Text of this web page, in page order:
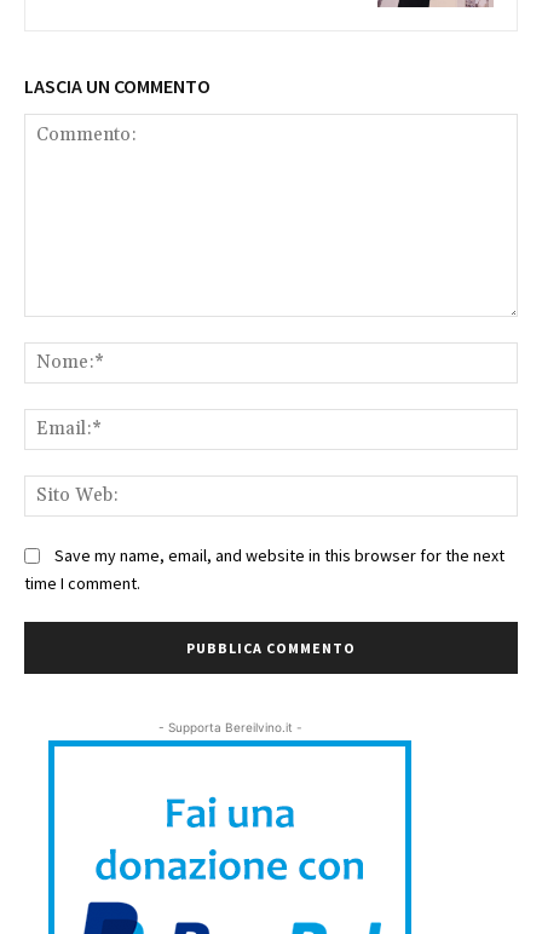
LASCIA UN COMMENTO
Save my name, email, and website in this browser for the next
time I comment.
- Supporta Bereilvino.it -